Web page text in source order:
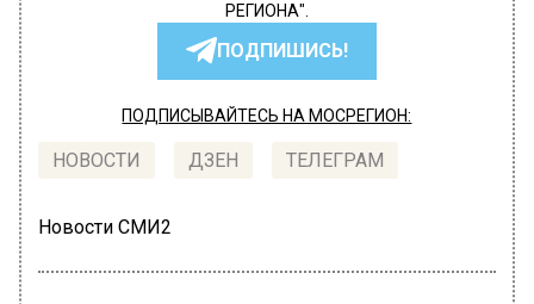
РЕГИОНА".
ПОДПИШИСЬ!
ПОДПИСЫВАЙТЕСЬ НА МОСРЕГИОН:
НОВОСТИ ДЗЕН ТЕЛЕГРАМ
Новости СМИ2